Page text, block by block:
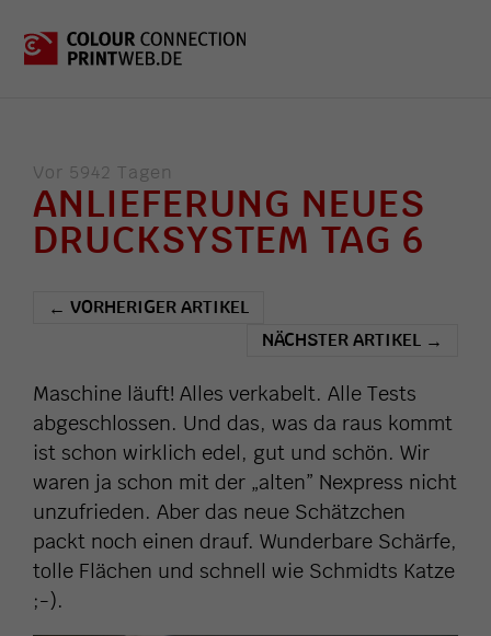
Vor 5942 Tagen
ANLIEFERUNG NEUES
DRUCKSYSTEM TAG 6
← VORHERIGER ARTIKEL
NÄCHSTER ARTIKEL →
Maschine läuft! Alles verkabelt. Alle Tests
abgeschlossen. Und das, was da raus kommt
ist schon wirklich edel, gut und schön. Wir
waren ja schon mit der „alten” Nexpress nicht
unzufrieden. Aber das neue Schätzchen
packt noch einen drauf. Wunderbare Schärfe,
tolle Flächen und schnell wie Schmidts Katze
;-).